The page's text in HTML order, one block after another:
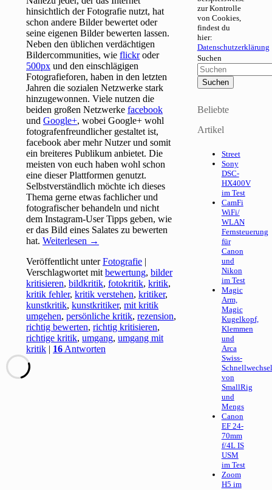
hinsichtlich der Fotografie nutzt, hat
schon andere Bilder bewertet oder
seine eigenen Bilder bewerten lassen.
Neben den üblichen verdächtigen
Bildercommunities, wieflickroder
500px und den einschlägigen
Fotografieforen, haben in den letzten
Jahren die sozialen Netzwerke stark
hinzugewonnen. Viele nutzen die
beiden großen Netzwerkefacebook
undGoogle+, wobei Google+ wohl
fotografenfreundlicher gestaltet ist,
facebook aber mehr Nutzer und somit
ein breiteres Publikum anbietet. Die
meisten von euch haben wohl schon
eine dieser Plattformen genutzt.
Selbstverständlich möchte ich dieses
Thema gerne etwas fachlicher und
fotografischer behandeln und nicht
dem Instagram-User Tipps geben, wie
er das Bild eines Salates zu bewerten
hat.Weiterlesen →
Veröffentlicht unter Fotografie |
Verschlagwortet mit bewertung,bilder
kritisieren,bildkritik,fotokritik,kritik,
kritik fehler,kritik verstehen,kritiker,
kunstkritik,kunstkritiker,mit kritik
umgehen,persönliche kritik,rezension,
richtig bewerten,richtig kritisieren,
richtige kritik,umgang,umgang mit
kritik | 16 Antworten
zur Kontrolle
von Cookies,
findest du
hier:
Datenschutzerklärung
Suchen
Beliebte
Artikel
Street
Sony
DSC-
HX400V
im Test
CamFi
WiFi/
WLAN
Fernsteuerung
für
Canon
und
Nikon
im Test
Magic
Arm,
Magic
Kugelkopf,
Klemmen
und
Arca
Swiss-
von
SmallRig
und
Mengs
Canon
EF 24-
70mm
f/4L IS
USM
im Test
Zoom
H5 im